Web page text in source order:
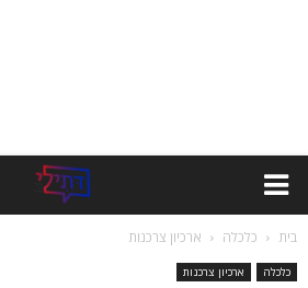
בית כלכלה ארכיון צרכנות
כלכלה ארכיון צרכנות